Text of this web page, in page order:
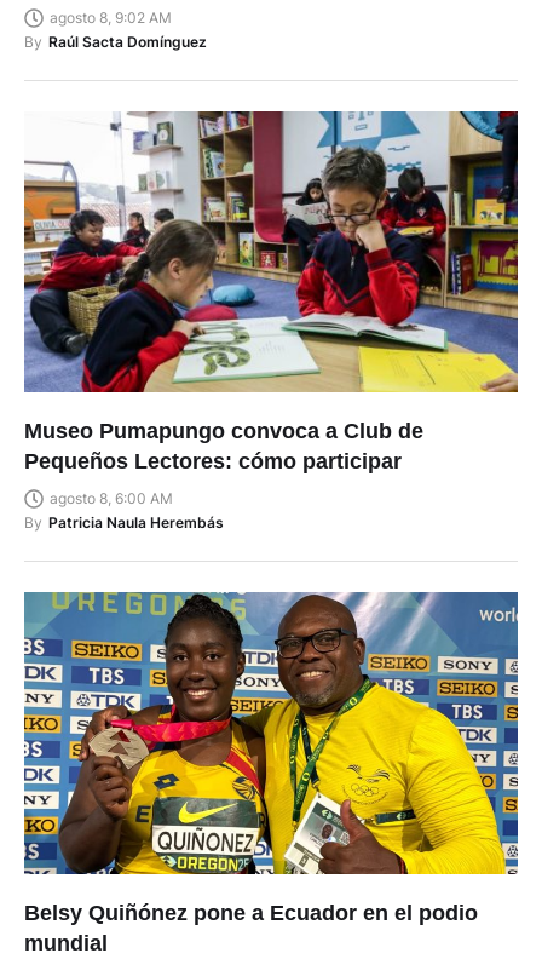
agosto 8, 9:02 AM
By Raúl Sacta Domínguez
Museo Pumapungo convoca a Club de
Pequeños Lectores: cómo participar
agosto 8, 6:00 AM
By Patricia Naula Herembás
Belsy Quiñónez pone a Ecuador en el podio
mundial